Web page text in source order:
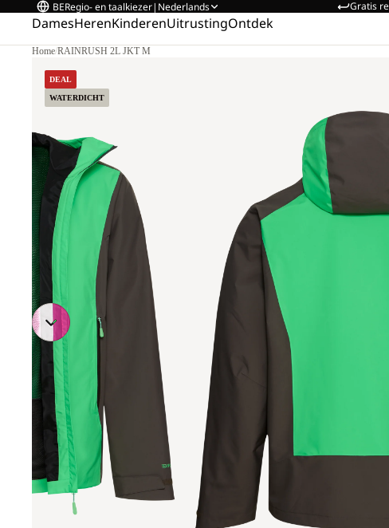
Gratis
BERegio- en taalkiezer| Nederlands
DamesHerenKinderenUitrustingOntdek
Home/RAINRUSH 2L JKT M
DEAL
WATERDICHT